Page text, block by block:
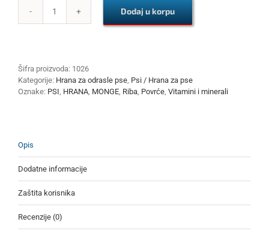
MONGE
All
Breeds
Adult
Dodaj u korpu
Šifra proizvoda: 1026
Kategorije: Hrana za odrasle pse Psi / Hrana za pse
Oznake: PSI HRANA MONGE Riba Povrće Vitamini i minerali
Opis
Dodatne informacije
Zaštita korisnika
Recenzije (0)